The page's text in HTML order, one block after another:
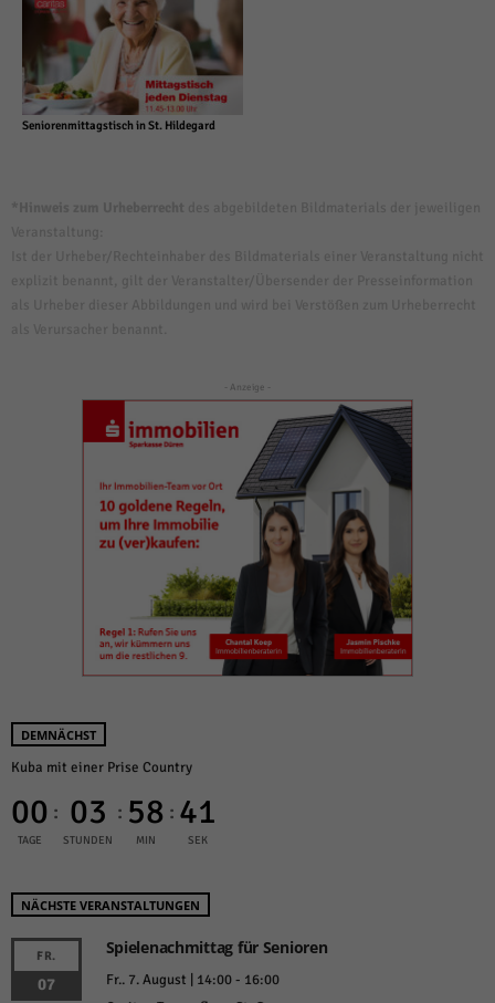
Seniorenmittagstisch in St. Hildegard
- Anzeige -
DEMNÄCHST
Kuba mit einer Prise Country
00
TAGE
: 03
STUNDEN
: 58
MIN
: 41
SEK
NÄCHSTE VERANSTALTUNGEN
FR.
07
Spielenachmittag für Senioren
Fr.. 7. August | 14:00- 16:00